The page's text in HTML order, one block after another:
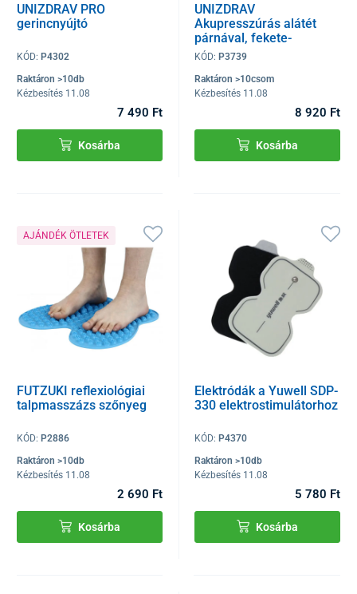
UNIZDRAV PRO
gerincnyújtó
KÓD: P4302
Raktáron >10db
Kézbesítés 11.08
7 490 Ft
Kosárba
UNIZDRAV
Akupresszúrás alátét
párnával, fekete-
rózsaszín
KÓD: P3739
Raktáron >10csom
Kézbesítés 11.08
8 920 Ft
Kosárba
AJÁNDÉK ÖTLETEK
FUTZUKI reflexiológiai
talpmasszázs szőnyeg
KÓD: P2886
Raktáron >10db
Kézbesítés 11.08
2 690 Ft
Kosárba
Elektródák a Yuwell SDP-
330 elektrostimulátorhoz
KÓD: P4370
Raktáron >10db
Kézbesítés 11.08
5 780 Ft
Kosárba